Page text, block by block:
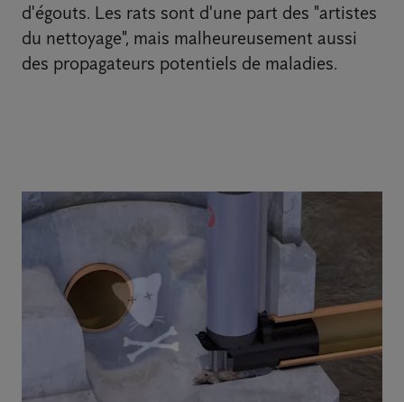
d'égouts. Les rats sont d'une part des "artistes
du nettoyage", mais malheureusement aussi
des propagateurs potentiels de maladies.